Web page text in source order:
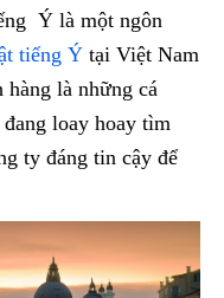
Ý là một ngôn
tiếng Ý tại Việt Nam
là những cá
loay hoay tìm
ty đáng tin cậy để